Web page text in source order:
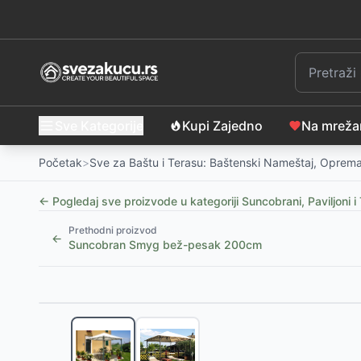
Kupi Zajedno Na
Početak>Sve za Baštu i Terasu: Baštenski Nameštaj,
← Pogledaj sve proizvode u kategoriji Suncobrani, Paviljoni
←
Prethodni proizvod
Suncobran Smyg bež-pesak 200cm
Paviljon sa mehanizmom 3x3m, plavi
Paviljon sa Mehanizmom 3x3m, Crveni, Tri Stranice
31